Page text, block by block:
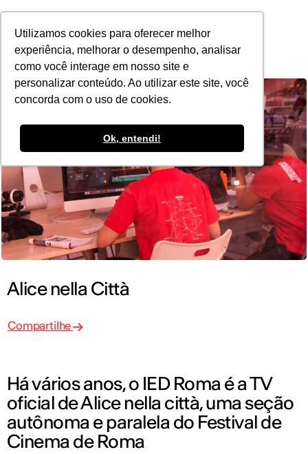
Utilizamos cookies para oferecer melhor
experiência, melhorar o desempenho, analisar
como você interage em nosso site e
personalizar conteúdo. Ao utilizar este site, você
concorda com o uso de cookies.
Ok, entendi!
POR
Alice nella Città
Compartilhe
Há vários anos, o IED Roma é a TV
oficial de Alice nella città, uma seção
autônoma e paralela do Festival de
Cinema de Roma